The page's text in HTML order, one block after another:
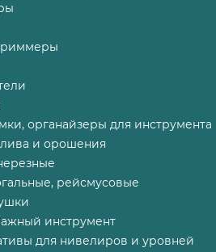
органайзеры для инструмента
и орошения
рейсмусовые
инструмент
для нивелиров и уровней